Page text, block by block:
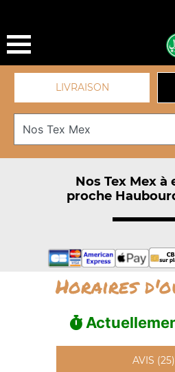
LIVRAISON
Nos Tex Mex
proche
Horaires
AVIS (25)